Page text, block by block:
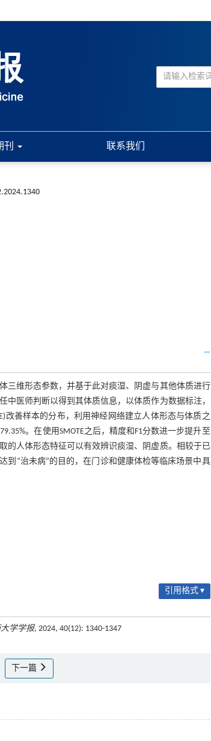
刊 联系我们
三维形态参数，并基于此对痰湿、阴虚与其他体质进行
医师判断以得到其体质信息，以体质作为数据标注，
改善样本的分布，利用神经网络建立人体形态与体质之
。在使用SMOTE之后，精度和F1分数进一步提升至
的人体形态特征可以有效辨识痰湿、阴虚质。相较于已
到“治未病”的目的，在门诊和健康体检等临床场景中具
引用格式 ▾
学学报, 2024, 40(12): 1340-1347
下一篇